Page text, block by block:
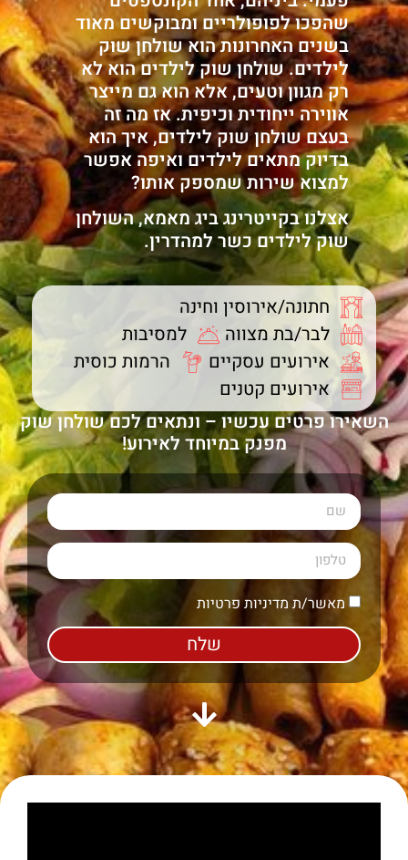
שהפכו לפופולריים ומבוקשים מאוד
בשנים האחרונות הוא שולחן שוק
לילדים. שולחן שוק לילדים הוא לא
רק מגוון וטעים, אלא הוא גם מייצר
אווירה ייחודית וכיפית. אז מה זה
בעצם שולחן שוק לילדים, איך הוא
בדיוק מתאים לילדים ואיפה אפשר
למצוא שירות שמספק אותו?
אצלנו בקייטרינג ביג מאמא, השולחן
שוק לילדים כשר למהדרין.
חתונה/אירוסין וחינה
לבר/בת מצווה
למסיבות
אירועים עסקיים
הרמות כוסית
אירועים קטנים
השאירו פרטים עכשיו – ונתאים לכם שולחן שוק
מפנק במיוחד לאירוע!
מאשר/ת מדיניות פרטיות
שלח